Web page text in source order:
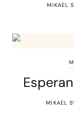
MIKAEL
MIKAEL